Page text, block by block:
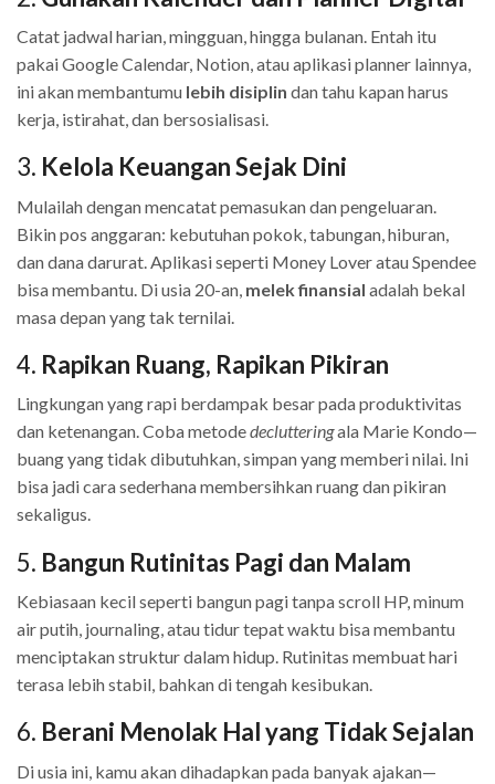
Catat jadwal harian, mingguan, hingga bulanan. Entah itu
pakai Google Calendar, Notion, atau aplikasi planner lainnya,
ini akan membantumu lebih disiplin dan tahu kapan harus
kerja, istirahat, dan bersosialisasi.
3. Kelola Keuangan Sejak Dini
Mulailah dengan mencatat pemasukan dan pengeluaran.
Bikin pos anggaran: kebutuhan pokok, tabungan, hiburan,
dan dana darurat. Aplikasi seperti Money Lover atau Spendee
bisa membantu. Di usia 20-an, melek finansial adalah bekal
masa depan yang tak ternilai.
4. Rapikan Ruang, Rapikan Pikiran
Lingkungan yang rapi berdampak besar pada produktivitas
dan ketenangan. Coba metodedeclutteringala Marie Kondo—
buang yang tidak dibutuhkan, simpan yang memberi nilai. Ini
bisa jadi cara sederhana membersihkan ruang dan pikiran
sekaligus.
5. Bangun Rutinitas Pagi dan Malam
Kebiasaan kecil seperti bangun pagi tanpa scroll HP, minum
air putih, journaling, atau tidur tepat waktu bisa membantu
menciptakan struktur dalam hidup. Rutinitas membuat hari
terasa lebih stabil, bahkan di tengah kesibukan.
6. Berani Menolak Hal yang Tidak Sejalan
Di usia ini, kamu akan dihadapkan pada banyak ajakan—